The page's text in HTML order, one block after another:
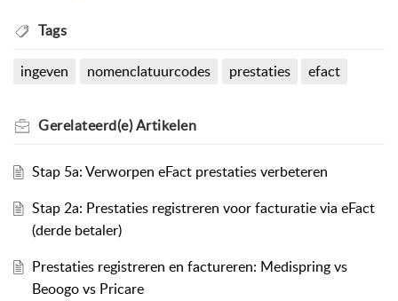
Tags
ingeven nomenclatuurcodes prestaties efact
Gerelateerd(e)Artikelen
Stap 5a: Verworpen eFact prestaties verbeteren
Stap 2a: Prestaties registreren voor facturatie via eFact
(derde betaler)
Prestaties registreren en factureren: Medispring vs
Beoogo vs Pricare